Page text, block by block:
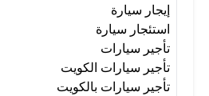
إيجار سيارة
استئجار سيارة
تأجير سيارات
تأجير سيارات الكويت
تأجير سيارات بالكويت